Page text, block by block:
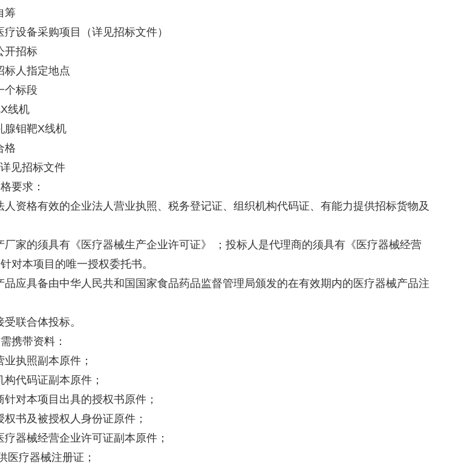
筹
设备采购项目（详见招标文件）
开招标
人指定地点
个标段
线机
钼靶X线机
格
见招标文件
要求：
资格有效的企业法人营业执照、税务登记证、组织机构代码证、有能力提供招标货物及
家的须具有《医疗器械生产企业许可证》 ；投标人是代理商的须具有《医疗器械经营
对本项目的唯一授权委托书。
应具备由中华人民共和国国家食品药品监督管理局颁发的在有效期内的医疗器械产品注
联合体投标。
携带资料：
执照副本原件；
代码证副本原件；
对本项目出具的授权书原件；
书及被授权人身份证原件；
器械经营企业许可证副本原件；
疗器械注册证；